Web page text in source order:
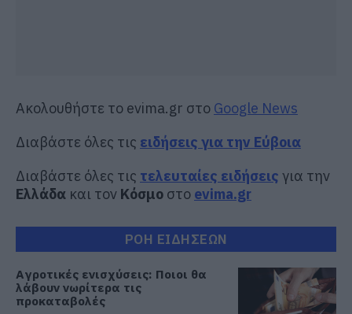
Ακολουθήστε το evima.gr στο Google News
Διαβάστε όλες τις ειδήσεις για την Εύβοια
Διαβάστε όλες τις τελευταίες ειδήσεις για την
Ελλάδα και τον Κόσμο στο evima.gr
ΡΟΗ ΕΙΔΗΣΕΩΝ
Αγροτικές ενισχύσεις: Ποιοι θα
λάβουν νωρίτερα τις
προκαταβολές